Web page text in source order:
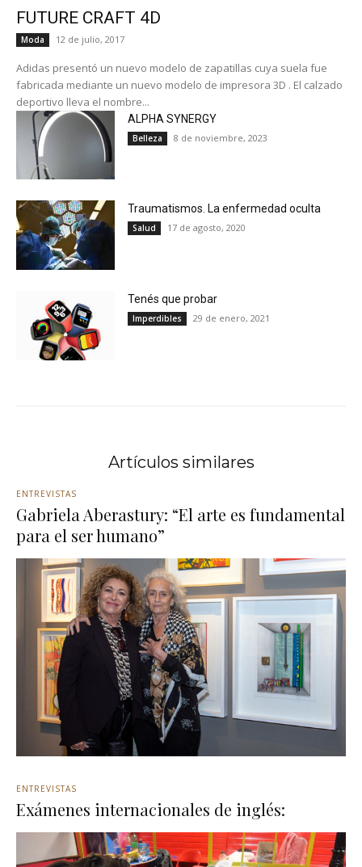
FUTURE CRAFT 4D
Moda 12 de julio, 2017
Adidas presentó un nuevo modelo de zapatillas cuya suela fue
fabricada mediante un nuevo modelo de impresora 3D . El calzado
deportivo lleva el nombre...
ALPHA SYNERGY
Belleza 8 de noviembre, 2023
Traumatismos. La enfermedad oculta
Salud 17 de agosto, 2020
Tenés que probar
Imperdibles 29 de enero, 2021
Artículos similares
ENTREVISTAS
Gabriela Aberastury: “El arte es fundamental
para el ser humano”
ENTREVISTAS
Exámenes internacionales de inglés: